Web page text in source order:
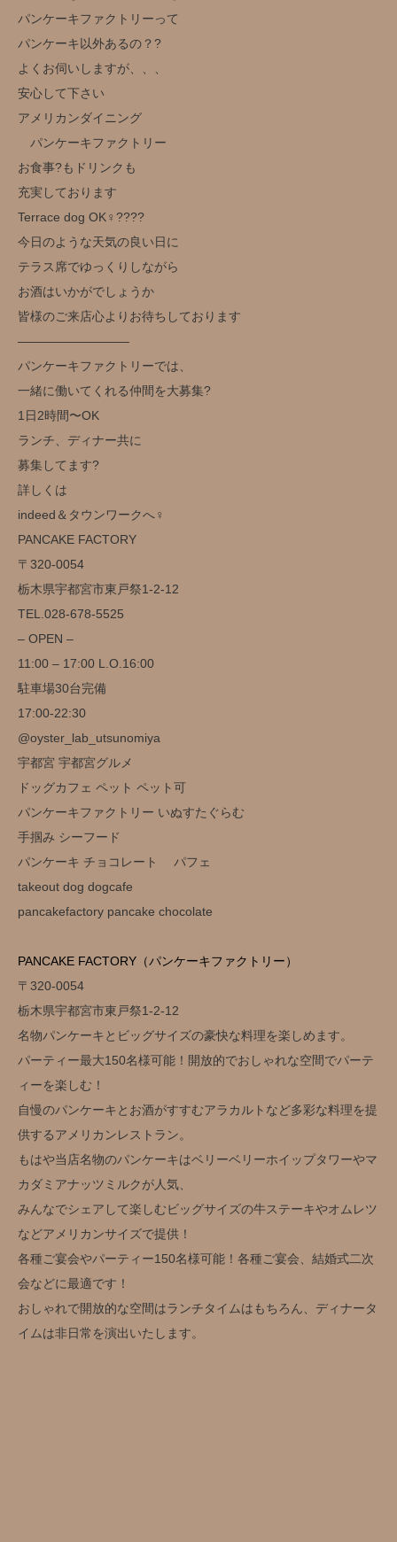
パンケーキファクトリーって
パンケーキ以外あるの？?
よくお伺いしますが、、、
安心して下さい
アメリカンダイニング
パンケーキファクトリー
お食事?もドリンクも
充実しております
Terrace dog OK‍♀️??‍??
今日のような天気の良い日に
テラス席でゆっくりしながら
お酒はいかがでしょうか️
皆様のご来店心よりお待ちしております
—————————
パンケーキファクトリーでは、
一緒に働いてくれる仲間を大募集?
1日2時間〜OK
ランチ、ディナー共に
募集してます?
詳しくは
indeed＆タウンワークへ‍♀️
️PANCAKE FACTORY️
〒320-0054
栃木県宇都宮市東戸祭1-2-12
TEL.028-678-5525
– OPEN –
11:00 – 17:00 L.O.16:00
駐車場30台完備️
17:00-22:30
@oyster_lab_utsunomiya
宇都宮 宇都宮グルメ
ドッグカフェ ペット ペット可
パンケーキファクトリー いぬすたぐらむ
手掴み シーフード
パンケーキ チョコレート パフェ
takeout dog dogcafe
pancakefactory pancake chocolate
PANCAKE FACTORY（パンケーキファクトリー）
〒320-0054
栃木県宇都宮市東戸祭1-2-12
名物パンケーキとビッグサイズの豪快な料理を楽しめます。
パーティー最大150名様可能！開放的でおしゃれな空間でパーテ
ィーを楽しむ！
自慢のパンケーキとお酒がすすむアラカルトなど多彩な料理を提
供するアメリカンレストラン。
もはや当店名物のパンケーキはベリーベリーホイップタワーやマ
カダミアナッツミルクが人気、
みんなでシェアして楽しむビッグサイズの牛ステーキやオムレツ
などアメリカンサイズで提供！
各種ご宴会やパーティー150名様可能！各種ご宴会、結婚式二次
会などに最適です！
おしゃれで開放的な空間はランチタイムはもちろん、ディナータ
イムは非日常を演出いたします。